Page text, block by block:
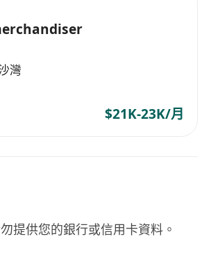
灣
$21K-23K/月
提供您的銀行或信用卡資料。